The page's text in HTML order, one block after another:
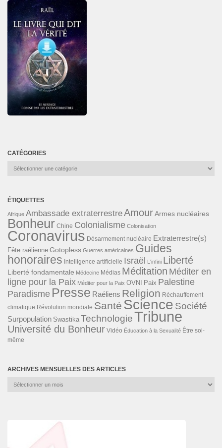
CATÉGORIES
Catégories
ÉTIQUETTES
Afrique Ambassade extraterrestreAmourArmes nucléaires
Bonheur Chine Colonialisme Colonisation
Coronavirus Désarmement nucléaire Extraterrestre(s)
Fête raélienne Gotopless Guerres américaines Guides
honoraires Intelligence artificielle Israël L'infini Liberté
Liberté fondamentale Médecine Médias Méditation Méditer en
ligne pour la Paix Méditer pour la Paix OVNI Paix Palestine
Paradisme Presse Raéliens Religion Réchauffement
climatique Révolution mondiale Santé Science Société
Surpopulation Swastika TechnologieTribune
Université du Bonheur Vidéo Éducation à la Sexualité Être soi-
même
ARCHIVES MENSUELLES DES ARTICLES
Archives